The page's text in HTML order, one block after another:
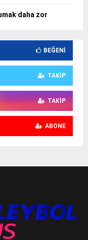
daha zor
BEĞENI
TAKIP
TAKIP
ABONE